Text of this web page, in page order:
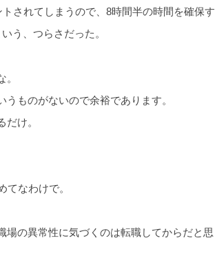
されてしまうので、8時間半の時間を確保す
う、つらさだった。
ものがないので余裕であります。
け。
なわけで。
の異常性に気づくのは転職してからだと思